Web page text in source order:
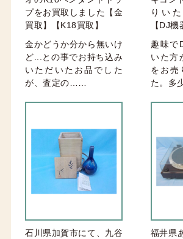
プをお買取しました【金
買取】【K18買取】
金かどうか分から無いけ
ど...との事でお持ち込み
いただいたお品でした
が、査定の……
りい
【DJ機
趣味で
いた方
をお売
た。多
石川県加賀市にて、九谷
福井県